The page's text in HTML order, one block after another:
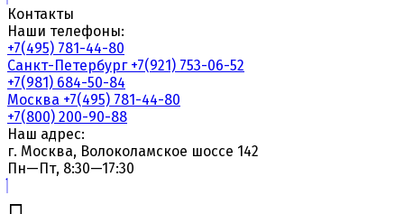
Контакты
Наши телефоны:
+7(495) 781-44-80
Санкт-Петербург +7(921) 753-06-52
+7(981) 684-50-84
Москва +7(495) 781-44-80
+7(800) 200-90-88
Наш адрес:
г. Москва, Волоколамское шоссе 142
Пн—Пт, 8:30—17:30